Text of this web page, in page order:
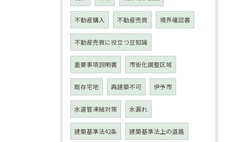
不動産購入 不動産売買 境界確認書
不動産売買に役立つ豆知識
重要事項説明書 市街化調整区域
既存宅地 再建築不可 伊予市
水道管凍結対策 水漏れ
建築基準法42条 建築基準法上の道路